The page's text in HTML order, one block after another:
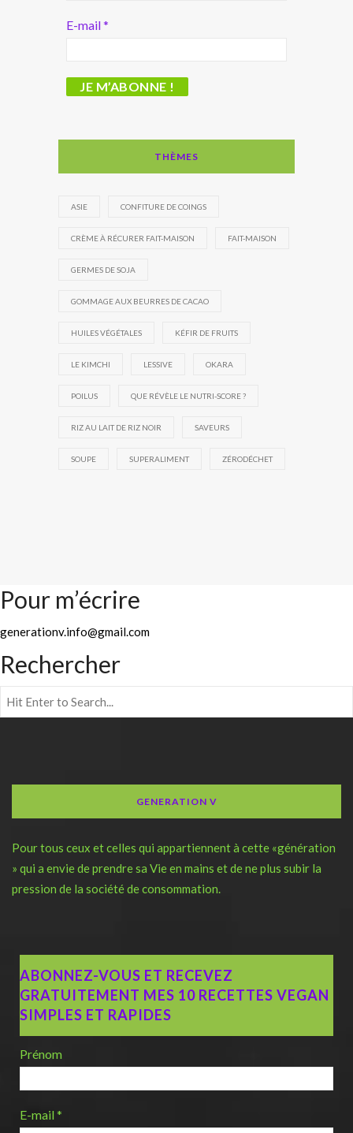
E-mail*
THÈMES
ASIE CONFITURE DE COINGS
CRÈME À RÉCURER FAIT-MAISON FAIT-MAISON
GERMES DE SOJA
GOMMAGE AUX BEURRES DE CACAO
HUILES VÉGÉTALES KÉFIR DE FRUITS
LE KIMCHI LESSIVE OKARA
POILUS QUE RÉVÈLE LE NUTRI-SCORE ?
RIZ AU LAIT DE RIZ NOIR SAVEURS
SOUPE SUPERALIMENT ZÉRODÉCHET
Pour m’écrire
generationv.info@gmail.com
Rechercher
GENERATION V
Pour tous ceux et celles qui appartiennent à cette «génération
» qui a envie de prendre sa Vie en mains et de ne plus subir la
pression de la société de consommation.
ABONNEZ-VOUS ET RECEVEZ
GRATUITEMENT MES 10 RECETTES VEGAN
SIMPLES ET RAPIDES
Prénom
E-mail*